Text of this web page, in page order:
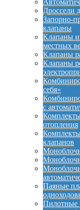
Дроссели
Запорно-
клапаны
Клапаны и
местных
Клапаны
Клапаны
себя»
с
Комплекты
отопления
клапанов
Паяные
Пилотные